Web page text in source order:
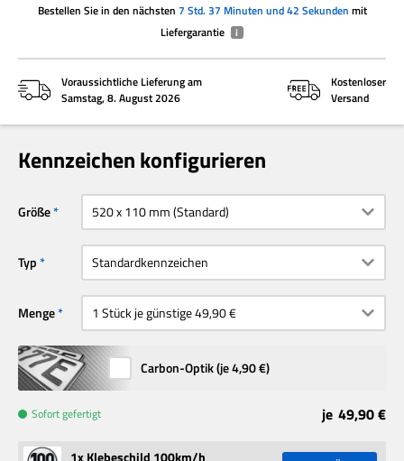
Bestellen Siein den nächsten 7 Std. 37 Minuten und 42 Sekunden mit
Liefergarantie
i
Voraussichtliche Lieferung am
Samstag, 8. August 2026
Kostenloser
Versand
Kennzeichen konfigurieren
Größe
Typ
Menge
Carbon-Optik (je4,90 €)
Sofort gefertigt je 49,90 €
1x Klebeschild 100km/h